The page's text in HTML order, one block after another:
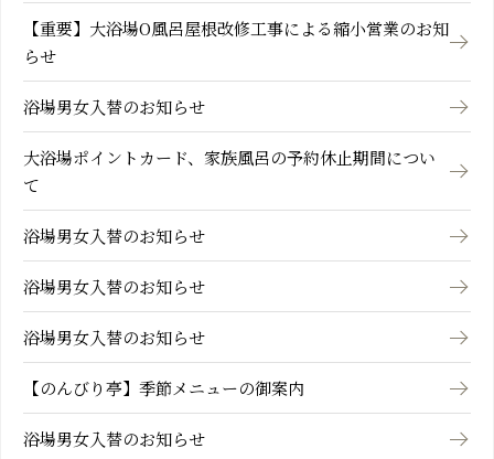
【重要】大浴場O風呂屋根改修工事による縮小営業のお知
らせ
浴場男女入替のお知らせ
大浴場ポイントカード、家族風呂の予約休止期間につい
て
浴場男女入替のお知らせ
浴場男女入替のお知らせ
浴場男女入替のお知らせ
【のんびり亭】季節メニューの御案内
浴場男女入替のお知らせ